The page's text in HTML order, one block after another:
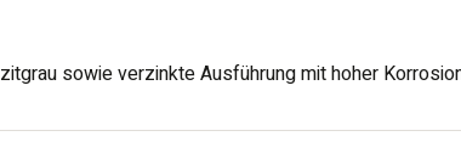
sowie verzinkte Ausführung mit hoher